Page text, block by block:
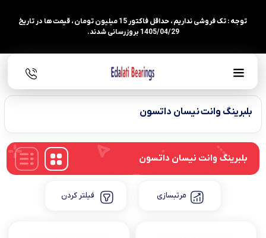
توجه : تک فروشی نداریم ، حداقل فاکتور 15 میلیون تومان ، قیمت ها در تاریخ
1405/04/29 بروزرسانی شدند.
بلبرینگ وانت نیسان داتسون
بلبرینگ وانت نیسان داتسون
مرتبسازی فیلتر کردن